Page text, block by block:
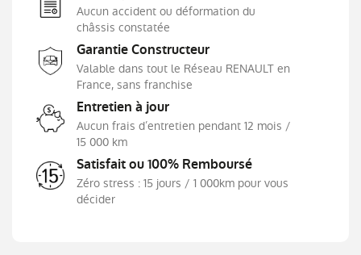
Limiteur - régulateur de vitesse
Navigation embarquée avec cartographie
Europe
Programme eco mode
Projecteurs AV full LED Pure Vision
Purificateur d'air
Répétiteurs de clignotant intégrés aux
rétroviseurs
Rétroviseur intérieur jour/nuit
Aucun accident ou déformation du
châssis constatée
Garantie Constructeur
Valable dans tout le Réseau RENAULT en
France, sans franchise
Entretien à jour
Aucun frais d’entretien pendant 12 mois /
15 000 km
Satisfait ou 100% Remboursé
Zéro stress : 15 jours / 1 000km pour vous
décider